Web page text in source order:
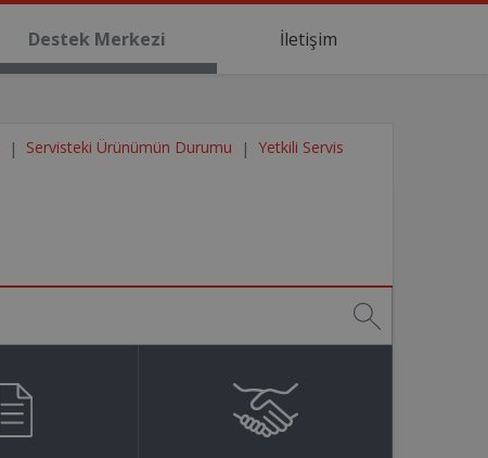
Destek Merkezi İletişim
Servisteki Ürünümün Durumu Yetkili Servis